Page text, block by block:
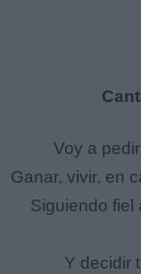
Voy a
Ganar, vivir, en
Siguiendo fiel
Y decidir